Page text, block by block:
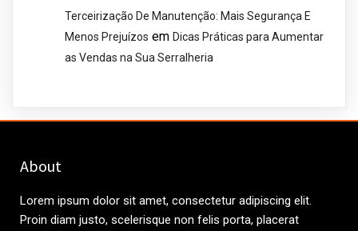
Terceirização De Manutenção: Mais Segurança E
Menos Prejuízos em Dicas Práticas para Aumentar
as Vendas na Sua Serralheria
About
Lorem ipsum dolor sit amet, consectetur adipiscing elit.
Proin diam justo, scelerisque non felis porta, placerat